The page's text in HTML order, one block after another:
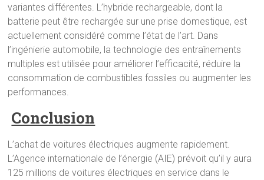
variantes différentes. L’hybride rechargeable, dont la
batterie peut être rechargée sur une prise domestique, est
actuellement considéré comme l’état de l’art. Dans
l’ingénierie automobile, la technologie des entraînements
multiples est utilisée pour améliorer l’efficacité, réduire la
consommation de combustibles fossiles ou augmenter les
performances.
Conclusion
L’achat de voitures électriques augmente rapidement.
L’Agence internationale de l’énergie (AIE) prévoit qu’il y aura
125 millions de voitures électriques en service dans le